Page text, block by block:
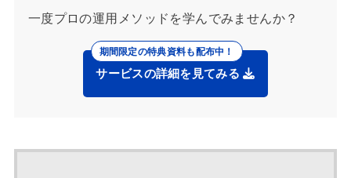
一度プロの運用メソッドを学んでみませんか？
サービスの詳細を見てみる